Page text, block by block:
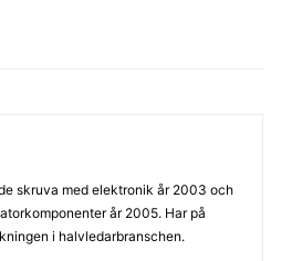
skruva med elektronik år 2003 och
år 2005. Har på
i halvledarbranschen.